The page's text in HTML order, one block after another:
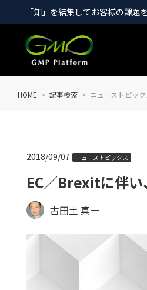
「知」を結集してお客様の課題
HOME 記事検索 ニューストピック
EC／Brexitに伴い
2018/09/07 ニューストピックス
古田土 真一